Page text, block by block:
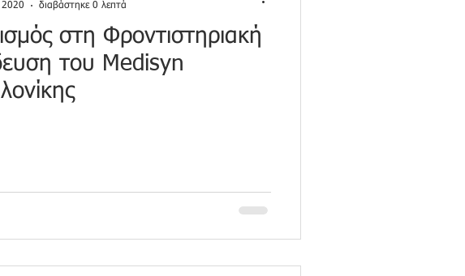
στη Φροντιστηριακή
του Medisyn
2020
διαβάστηκε 0 λεπτά